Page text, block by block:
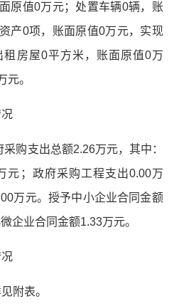
原值0万元；处置车辆0辆，账
产0项，账面原值0万元，实现
房屋0平方米，账面原值0万
元。
购支出总额2.26万元，其中：
元；政府采购工程支出0.00万
万元。授予中小企业合同金额
企业合同金额1.33万元。
附表。